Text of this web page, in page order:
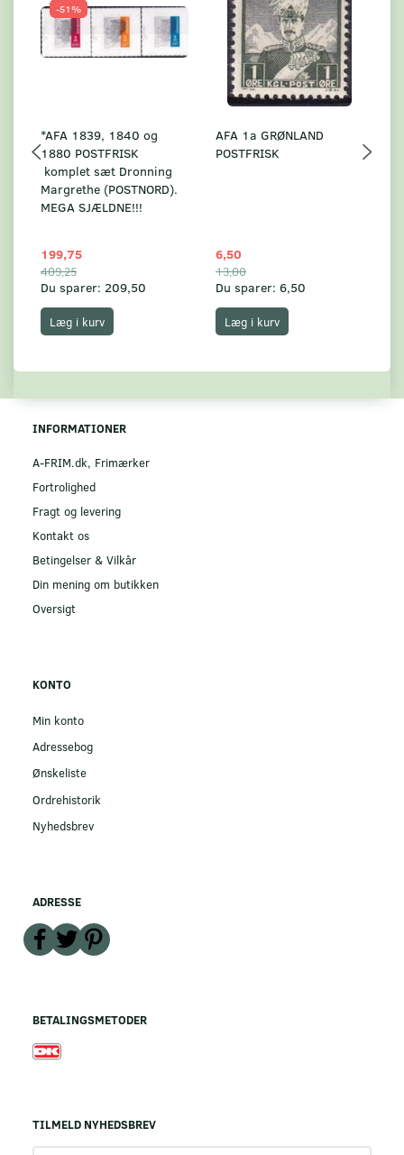
-51%
*AFA 1839, 1840 og
1880 POSTFRISK
komplet sæt Dronning
Margrethe (POSTNORD).
MEGA SJÆLDNE!!!
199,75
409,25
Du sparer: 209,50
Læg i kurv
AFA 1a GRØNLAND
POSTFRISK
6,50
13,00
Du sparer: 6,50
Læg i kurv
INFORMATIONER
A-FRIM.dk, Frimærker
Fortrolighed
Fragt og levering
Kontakt os
Betingelser & Vilkår
Din mening om butikken
Oversigt
KONTO
Min konto
Adressebog
Ønskeliste
Ordrehistorik
Nyhedsbrev
ADRESSE
BETALINGSMETODER
TILMELD NYHEDSBREV